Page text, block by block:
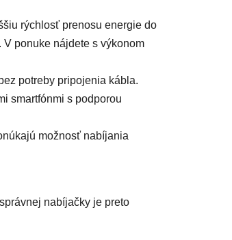
rýchlosť prenosu energie do
ponuke nájdete s výkonom
potreby pripojenia kábla.
smartfónmi s podporou
možnosť nabíjania
nabíjačky je preto